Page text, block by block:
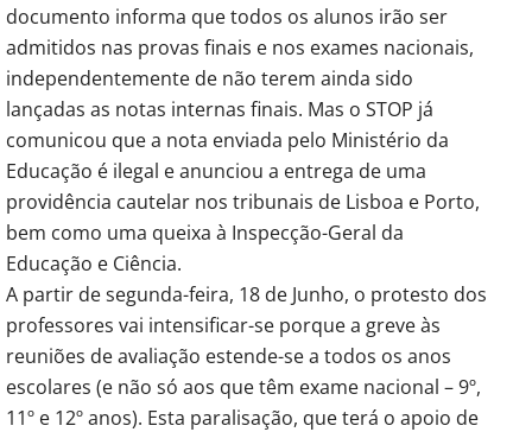
documento informa que todos os alunos irão ser
admitidos nas provas finais e nos exames nacionais,
independentemente de não terem ainda sido
lançadas as notas internas finais. Mas o STOP já
comunicou que a nota enviada pelo Ministério da
Educação é ilegal e anunciou a entrega de uma
providência cautelar nos tribunais de Lisboa e Porto,
bem como uma queixa à Inspecção-Geral da
Educação e Ciência.
A partir de segunda-feira, 18 de Junho, o protesto dos
professores vai intensificar-se porque a greve às
reuniões de avaliação estende-se a todos os anos
escolares (e não só aos que têm exame nacional – 9º,
11º e 12º anos). Esta paralisação, que terá o apoio de